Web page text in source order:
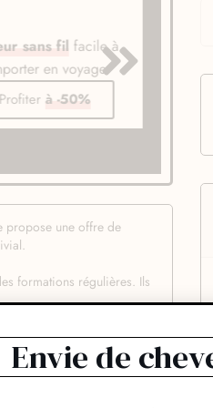
sans fil facile à
en voyage
Profiterà -50%
propose une offre de
formations régulières. Ils
une coloration qui lui
Envie de